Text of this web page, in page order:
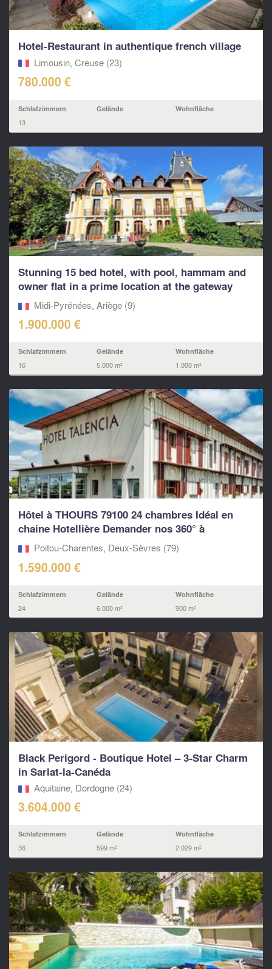
Hotel-Restaurant in authentique french village
Limousin, Creuse (23)
780.000 €
Schlafzimmern
13
Gelände Wohnfläche
Stunning 15 bed hotel, with pool, hammam and
owner flat in a prime location at the gateway
to...Midi-Pyrénées, Ariège (9)
1.900.000 €
Schlafzimmern
16
Gelände
5.000 m²
Wohnfläche
1.000 m²
Hôtel à THOURS 79100 24 chambres Idéal en
chaine Hotellière Demander nos 360° à
LEGGETT...
Poitou-Charentes, Deux-Sèvres (79)
1.590.000 €
Schlafzimmern
24
Gelände
6.000 m²
Wohnfläche
900 m²
Black Perigord - Boutique Hotel – 3-Star Charm
in Sarlat-la-Canéda
Aquitaine, Dordogne (24)
3.604.000 €
Schlafzimmern
36
Gelände
599 m²
Wohnfläche
2.029 m²